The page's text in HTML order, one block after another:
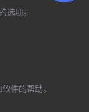
选项。
件的帮助。